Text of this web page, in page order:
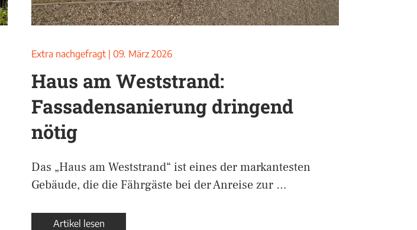
Extra nachgefragt 09. März 2026
Haus am Weststrand:
Fassadensanierung dringend
nötig
Das „Haus am Weststrand“ ist eines der markantesten
Gebäude, die die Fährgäste bei der Anreise zur …
Artikel lesen